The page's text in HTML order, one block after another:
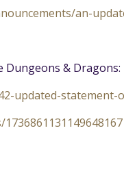
an-
Dungeons & Dragons:
updated-statement-